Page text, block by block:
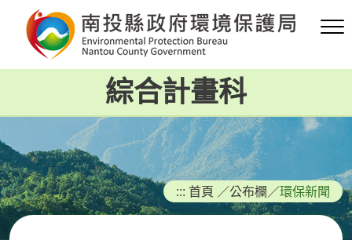
要
容
區
塊
綜合計畫科
::: 首頁 ／公布欄 ／環保新聞